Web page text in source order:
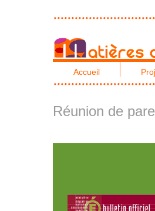
Accueil
Réunion de